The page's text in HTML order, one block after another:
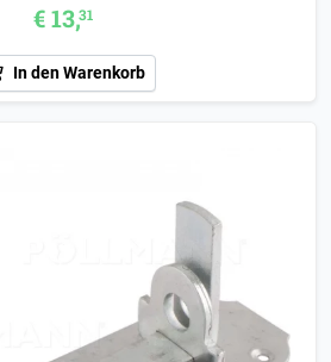
€ 13,31
In den Warenkorb